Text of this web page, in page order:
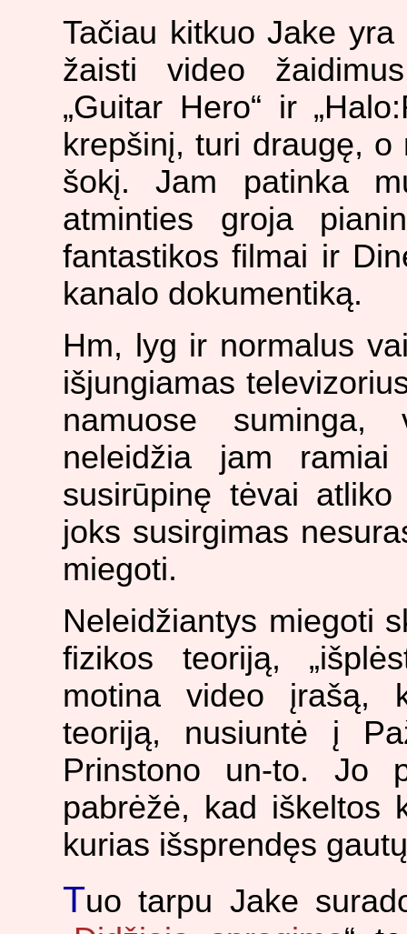
Tačiau kitkuo Jake
žaisti video
„Guitar Hero“ ir
krepšinį, turi draugę,
šokį. Jam patinka
atminties groja
fantastikos filmai ir
kanalo dokumentiką.
Hm, lyg ir normalus
išjungiamas
namuose
neleidžia jam
susirūpinę tėvai
joks susirgimas
miegoti.
Neleidžiantys miegoti
fizikos teoriją,
motina video įrašą,
teoriją, nusiuntė į
Prinstono un-to. Jo
pabrėžė, kad iškeltos
kurias išsprendęs
Tuo tarpu Jake